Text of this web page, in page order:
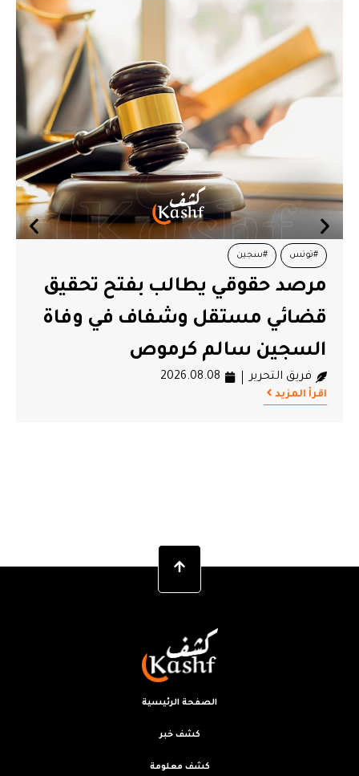
#تونس
العجبوني: تسير البلاد دون قيادة
فريق التحرير 2026.08.08
اقرأ المزيد
الصفحة الرئيسية
كشف خبر
كشف معلومة